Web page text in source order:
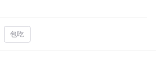
包吃